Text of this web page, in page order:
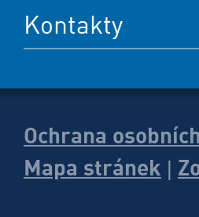
Kontakty
Ochrana
Mapa stránek